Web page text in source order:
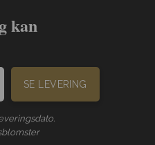
kan
SE LEVERING